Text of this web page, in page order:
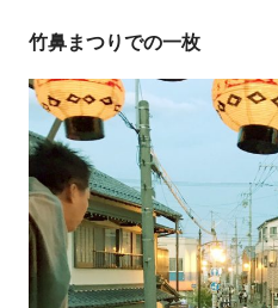
竹鼻まつりでの一枚